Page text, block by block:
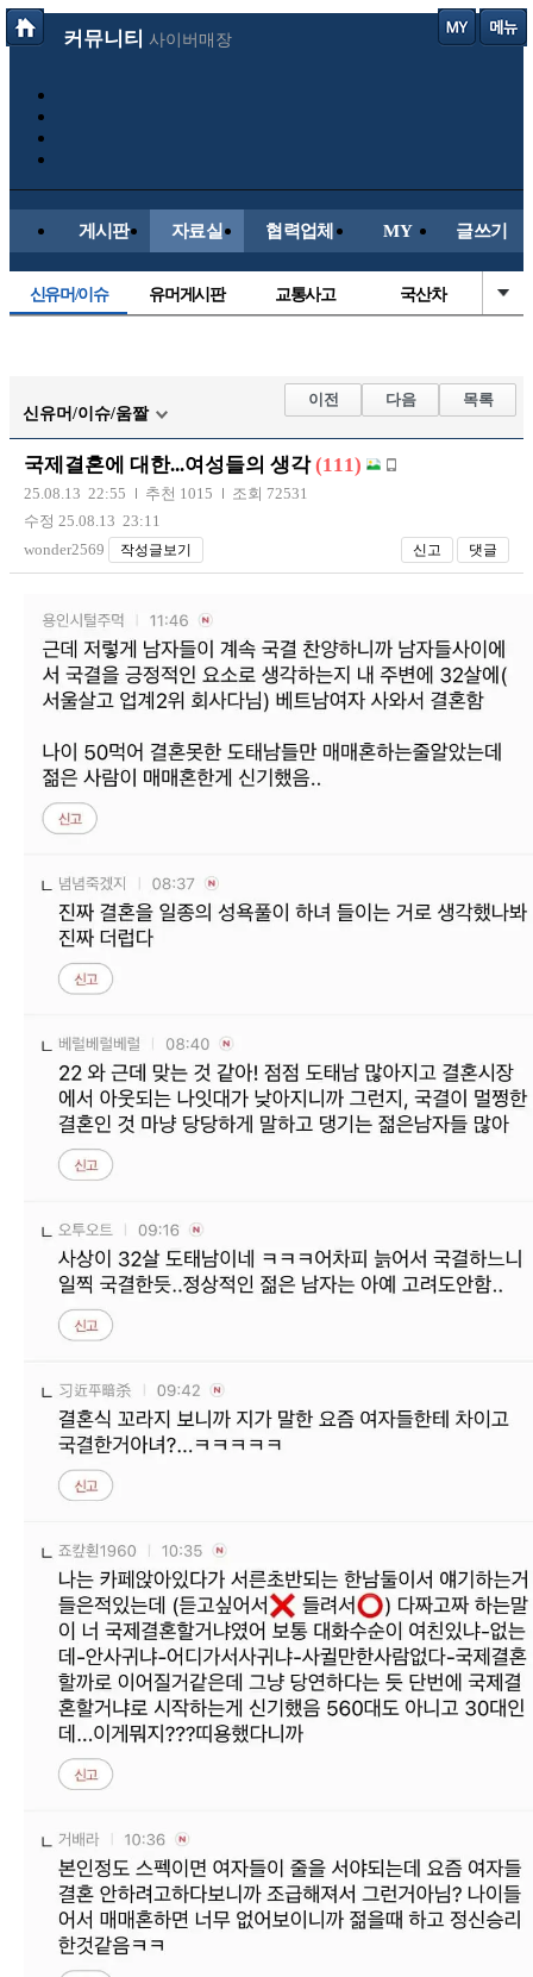
커뮤니티 사이버매장
게시판 자료실 협력업체 MY 글쓰기
신유머/이슈 유머게시판 교통사고 국산차
자유사진 군사/무기
트럭/버스 항공/해운/철도
장착시공사진
신유머/이슈/움짤
이전 다음 목록
국제결혼에 대한...여성들의 생각 (111)
25.08.13 22:55 추천 1015
조회 72531
수정 25.08.13 23:11
wonder2569
작성글보기 신고 댓글